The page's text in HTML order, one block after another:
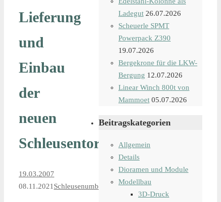
Lieferung
und
Einbau
der
neuen
Schleusentore
19.03.2007
08.11.2021 Schleusenumbau
Ladegut 26.07.2026
Scheuerle SPMT
Powerpack Z390
19.07.2026
Bergekrone für die LKW-
Bergung 12.07.2026
Linear Winch 800t von
Mammoet 05.07.2026
Beitragskategorien
Allgemein
Details
Dioramen und Module
Modellbau
3D-Druck